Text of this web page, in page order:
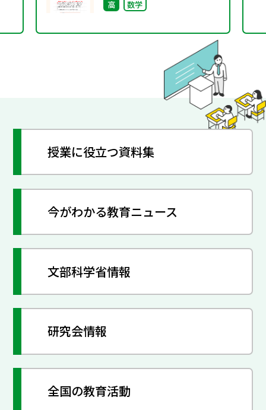
（NEW ACTION
LEGEND）
高 数学
授業に役立つ資料集
今がわかる教育ニュース
文部科学省情報
研究会情報
全国の教育活動